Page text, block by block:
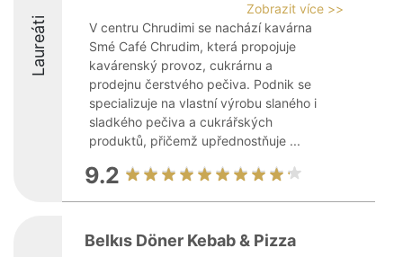
Laureáti
Zobrazit více >>
V centru Chrudimi se nachází kavárna
Smé Café Chrudim, která propojuje
kavárenský provoz, cukrárnu a
prodejnu čerstvého pečiva. Podnik se
specializuje na vlastní výrobu slaného i
sladkého pečiva a cukrářských
produktů, přičemž upřednostňuje ...
9.2
Belkıs Döner Kebab & Pizza